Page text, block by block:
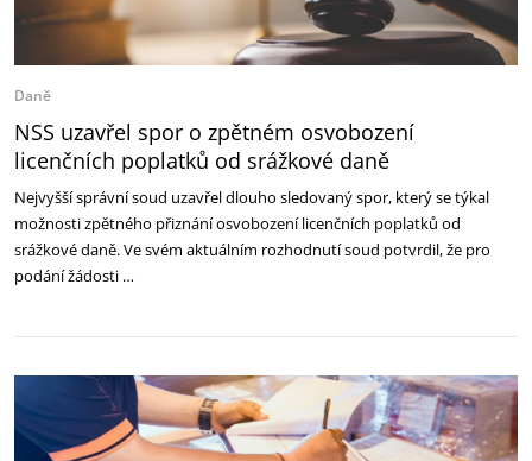
Daně
NSS uzavřel spor o zpětném osvobození
licenčních poplatků od srážkové daně
Nejvyšší správní soud uzavřel dlouho sledovaný spor, který se týkal
možnosti zpětného přiznání osvobození licenčních poplatků od
srážkové daně. Ve svém aktuálním rozhodnutí soud potvrdil, že pro
podání žádosti …